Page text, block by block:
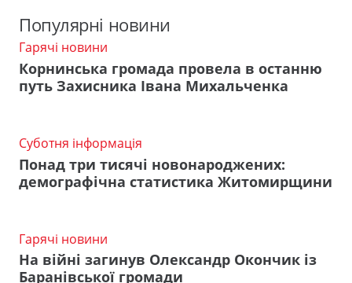
Популярні новини
Гарячі новини
Корнинська громада провела в останню
путь Захисника Івана Михальченка
Суботня інформація
Понад три тисячі новонароджених:
демографічна статистика Житомирщини
Гарячі новини
На війні загинув Олександр Окончик із
Баранівської громади